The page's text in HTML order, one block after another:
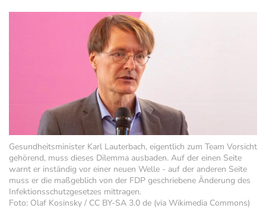
Gesundheitsminister Karl Lauterbach, eigentlich zum Team Vorsicht
gehörend, muss dieses Dilemma ausbaden. Auf der einen Seite
warnt er inständig vor einer neuen Welle - auf der anderen Seite
muss er die maßgeblich von der FDP geschriebene Änderung des
Infektionsschutzgesetzes mittragen.
Foto: Olaf Kosinsky / CC BY-SA 3.0 de (via Wikimedia Commons)